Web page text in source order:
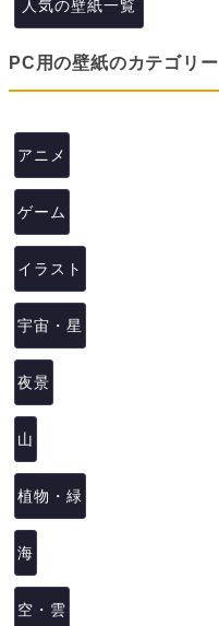
人気の壁紙一覧
PC用の壁紙のカテゴリー
アニメ
ゲーム
イラスト
宇宙・星
夜景
山
植物・緑
海
空・雲